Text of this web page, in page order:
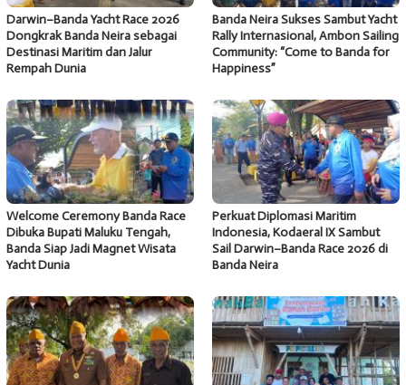
Darwin–Banda Yacht Race 2026
Dongkrak Banda Neira sebagai
Destinasi Maritim dan Jalur
Rempah Dunia
Banda Neira Sukses Sambut Yacht
Rally Internasional, Ambon Sailing
Community: “Come to Banda for
Happiness”
Welcome Ceremony Banda Race
Dibuka Bupati Maluku Tengah,
Banda Siap Jadi Magnet Wisata
Yacht Dunia
Perkuat Diplomasi Maritim
Indonesia, Kodaeral IX Sambut
Sail Darwin–Banda Race 2026 di
Banda Neira